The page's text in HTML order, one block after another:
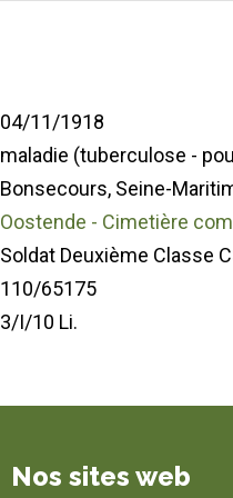
04/11/1918
maladie (tuberculose -
Bonsecours, Seine-
Oostende - Cimetière
Soldat Deuxième Classe
110/65175
3/I/10 Li.
Nos sites web